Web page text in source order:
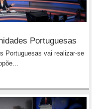
Portuguesas
Portuguesas vai realizar-se